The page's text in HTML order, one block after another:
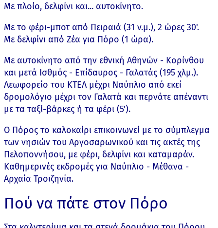
Με πλοίο, δελφίνι και... αυτοκίνητο.
Με το φέρι-μποτ από Πειραιά (31 ν.μ.), 2 ώρες 30'.
Με δελφίνι από Ζέα για Πόρο (1 ώρα).
Με αυτοκίνητο από την εθνική Αθηνών - Κορίνθου
και μετά Ισθμός - Επίδαυρος - Γαλατάς (195 χλμ.).
Λεωφορείο του ΚΤΕΛ μέχρι Ναύπλιο από εκεί
δρομολόγιο μέχρι τον Γαλατά και περνάτε απέναντι
με τα ταξί-βάρκες ή τα φέρι (5').
Ο Πόρος το καλοκαίρι επικοινωνεί με το σύμπλεγμα
των νησιών του Αργοσαρωνικού και τις ακτές της
Πελοποννήσου, με φέρι, δελφίνι και καταμαράν.
Καθημερινές εκδρομές για Ναύπλιο - Μέθανα -
Αρχαία Τροιζηνία.
Πού να πάτε στον Πόρο